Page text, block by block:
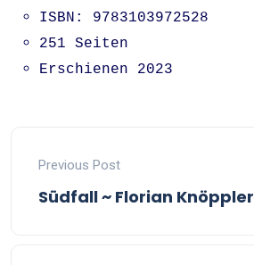
ISBN: 9783103972528
251 Seiten
Erschienen 2023
Previous Post
Südfall ~ Florian Knöppler